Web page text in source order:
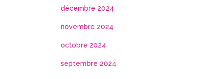
décembre 2024
novembre 2024
octobre 2024
septembre 2024